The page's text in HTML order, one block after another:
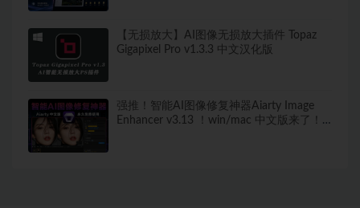
【无损放大】AI图像无损放大插件 Topaz
Gigapixel Pro v1.3.3 中文汉化版
强推！智能AI图像修复神器Aiarty Image
Enhancer v3.13 ！win/mac 中文版来了！